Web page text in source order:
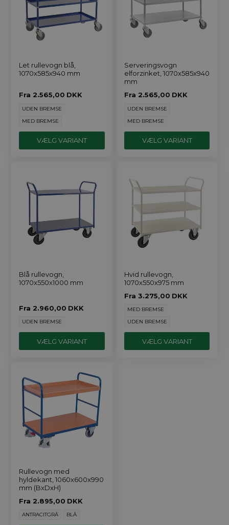
Let rullevogn blå,
1070x585x940 mm
Fra 2.565,00 DKK
UDEN BREMSE
MED BREMSE
VÆLG VARIANT
Serveringsvogn
elforzinket, 1070x585x940
mm
Fra 2.565,00 DKK
UDEN BREMSE
MED BREMSE
VÆLG VARIANT
Blå rullevogn,
1070x550x1000 mm
Fra 2.960,00 DKK
UDEN BREMSE
VÆLG VARIANT
Hvid rullevogn,
1070x550x975 mm
Fra 3.275,00 DKK
MED BREMSE
UDEN BREMSE
VÆLG VARIANT
Rullevogn med
hyldekant, 1060x600x990
mm (BxDxH)
Fra 2.895,00 DKK
ANTRACITGRÅ BLÅ